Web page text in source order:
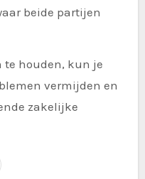
beide partijen
te houden, kun je
vermijden en
zakelijke